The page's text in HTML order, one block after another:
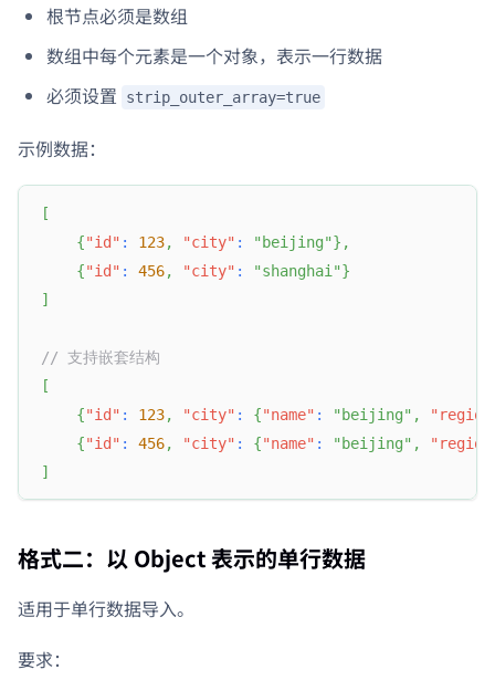
根节点必须是数组
数组中每个元素是一个对象，表示一行数据
必须设置
strip_outer_array=true
示例数据：
[
{"id" : 123, "city" : "beijing"} ,
{"id" : 456, "city" : "shanghai"}
]
// 支持嵌套结构
[
{"id" : 123, "city" : {"name" : "beijing" ,
{"id" : 456, "city" : {"name" : "beijing" ,
]
格式二：以 Object 表示的单行数据
适用于单行数据导入。
要求：